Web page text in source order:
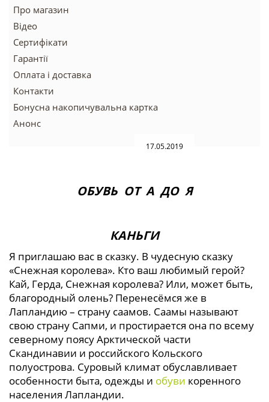
Про магазин
Відео
Сертифікати
Гарантії
Оплата і доставка
Контакти
Бонусна накопичувальна картка
Анонс
17.05.2019
ОБУВЬ ОТ А ДО Я
КАНЬГИ
Я приглашаю вас в сказку. В чудесную сказку
«Снежная королева». Кто ваш любимый герой?
Кай, Герда, Снежная королева? Или, может быть,
благородный олень? Перенесёмся же в
Лапландию – страну саамов. Саамы называют
свою страну Сапми, и простирается она по всему
северному поясу Арктической части
Скандинавии и российского Кольского
полуострова. Суровый климат обуславливает
особенности быта, одежды и обуви коренного
населения Лапландии.